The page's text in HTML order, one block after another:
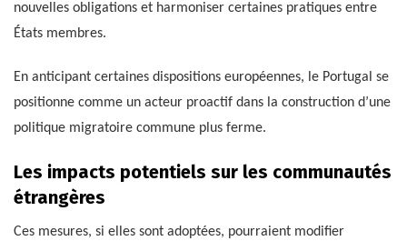
nouvelles obligations et harmoniser certaines pratiques entre
États membres.
En anticipant certaines dispositions européennes, le Portugal se
positionne comme un acteur proactif dans la construction d’une
politique migratoire commune plus ferme.
Les impacts potentiels sur les communautés
étrangères
Ces mesures, si elles sont adoptées, pourraient modifier